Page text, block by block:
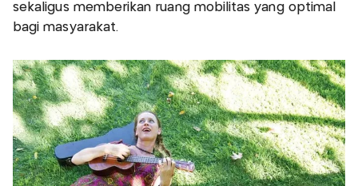
sekaligus memberikan ruang mobilitas yang optimal
bagi masyarakat.